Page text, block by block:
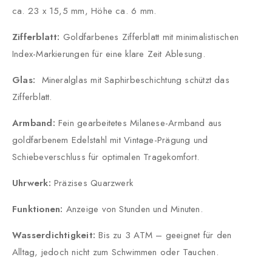
ca. 23 x 15,5 mm, Höhe ca. 6 mm.
Zifferblatt: Goldfarbenes Zifferblatt mit minimalistischen
Index-Markierungen für eine klare Zeit Ablesung.
Glas: Mineralglas mit Saphirbeschichtung schützt das
Zifferblatt.
Armband: Fein gearbeitetes Milanese-Armband aus
goldfarbenem Edelstahl mit Vintage-Prägung und
Schiebeverschluss für optimalen Tragekomfort.
Uhrwerk: Präzises Quarzwerk
Funktionen: Anzeige von Stunden und Minuten.
Wasserdichtigkeit: Bis zu 3 ATM – geeignet für den
Alltag, jedoch nicht zum Schwimmen oder Tauchen.